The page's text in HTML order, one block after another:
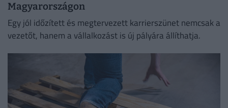
Magyarországon
Egy jól időzített és megtervezett karrierszünet nemcsak a
vezetőt, hanem a vállalkozást is új pályára állíthatja.